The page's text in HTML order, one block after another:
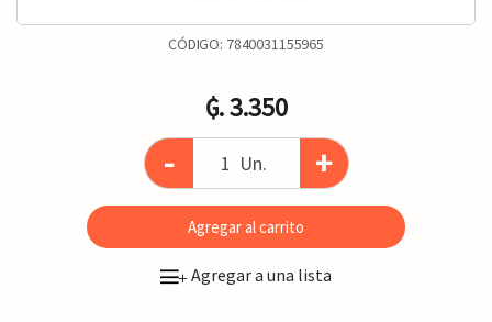
CÓDIGO: 7840031155965
₲. 3.350
- Un. +
Agregar al carrito
+Agregar a una lista